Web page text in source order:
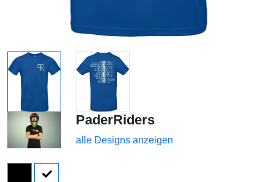
PaderRiders
alle Designs anzeigen